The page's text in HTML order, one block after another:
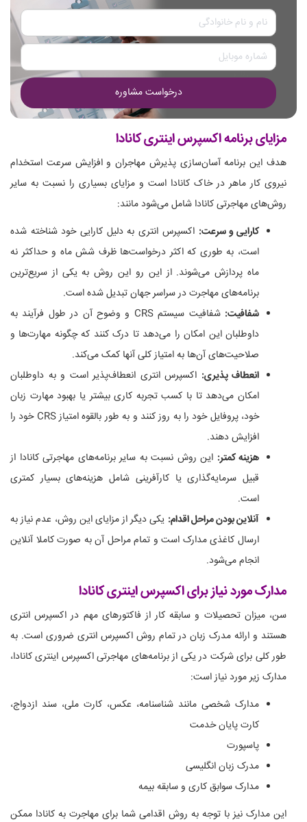
درخواست مشاوره
مزایای برنامه اکسپرس اینتری کانادا
هدف این برنامه آسان‌سازی پذیرش مهاجران و افزایش سرعت استخدام
نیروی کار ماهر در خاک کانادا است و مزایای بسیاری را نسبت به سایر
روش‌های مهاجرتی کانادا شامل می‌شود مانند:
کارایی و سرعت: اکسپرس انتری به دلیل کارایی خود شناخته شده
است، به طوری که اکثر درخواست‌ها ظرف شش ماه و حداکثر نه
ماه پردازش می‌شوند. از این رو این روش به یکی از سریع‌ترین
برنامه‌های مهاجرت در سراسر جهان تبدیل شده است.
شفافیت:
شفافیت سیستم CRS و وضوح آن در طول فرآیند به
داوطلبان این امکان را می‌دهد تا درک کنند که چگونه مهارت‌ها و
صلاحیت‌های آن‌ها به امتیاز کلی آنها کمک می‌کند.
انعطاف پذیری: اکسپرس انتری انعطاف‌پذیر است و به داوطلبان
امکان می‌دهد تا با کسب تجربه کاری بیشتر یا بهبود مهارت زبان
خود، پروفایل خود را به روز کنند و به طور بالقوه امتیاز CRS خود را
افزایش دهند.
هزینه کمتر: این روش نسبت به سایر برنامه‌های مهاجرتی کانادا از
قبیل سرمایه‌گذاری یا کارآفرینی شامل هزینه‌های بسیار کمتری
است.
آنلاین بودن مراحل اقدام: یکی دیگر از مزایای این روش، عدم نیاز به
ارسال کاغذی مدارک است و تمام مراحل آن به صورت کاملا آنلاین
انجام می‌شود.
مدارک مورد نیاز برای اکسپرس اینتری کانادا
سن، میزان تحصیلات و سابقه کار از فاکتورهای مهم در اکسپرس انتری
هستند و ارائه مدرک زبان در تمام روش اکسپرس انتری ضروری است. به
طور کلی برای شرکت در یکی از برنامه‌های مهاجرتی اکسپرس اینتری کانادا،
مدارک زیر مورد نیاز است:
مدارک شخصی مانند شناسنامه، عکس، کارت ملی، سند ازدواج،
کارت پایان خدمت
پاسپورت
مدرک زبان انگلیسی
مدارک سوابق کاری و سابقه بیمه
این مدارک نیز با توجه به روش اقدامی شما برای مهاجرت به کانادا ممکن